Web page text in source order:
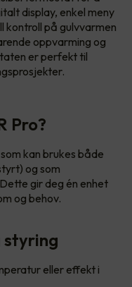
display, enkel meny
kontroll på gulvvarmen
oppvarming og
er perfekt til
Pro?
kan brukes både
og som
gir deg én enhet
og behov.
styring
eller effekt i